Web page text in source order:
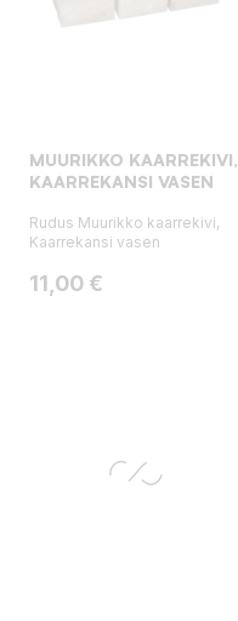
MUURIKKO KAARREKIVI,
KAARREKANSI VASEN
Rudus Muurikko kaarrekivi,
Kaarrekansi vasen
Hinta
11,00 €